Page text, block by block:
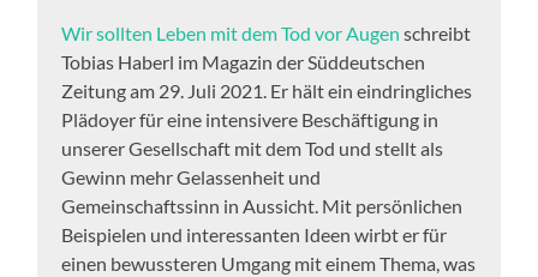
Wir sollten Leben mit dem Tod vor Augen schreibt
Tobias Haberl im Magazin der Süddeutschen
Zeitung am 29. Juli 2021. Er hält ein eindringliches
Plädoyer für eine intensivere Beschäftigung in
unserer Gesellschaft mit dem Tod und stellt als
Gewinn mehr Gelassenheit und
Gemeinschaftssinn in Aussicht. Mit persönlichen
Beispielen und interessanten Ideen wirbt er für
einen bewussteren Umgang mit einem Thema, was